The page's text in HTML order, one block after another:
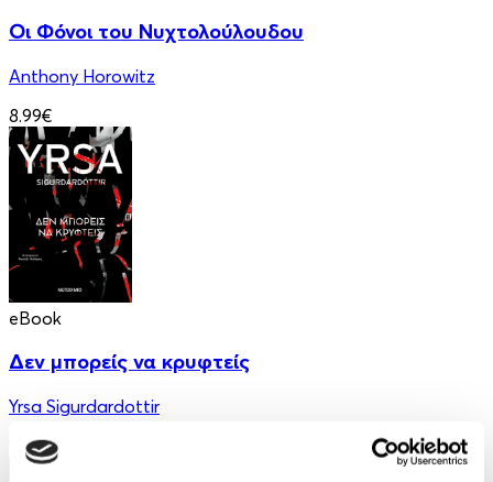
Οι Φόνοι του Νυχτολούλουδου
Anthony Horowitz
8.99€
eBook
Δεν μπορείς να κρυφτείς
Yrsa Sigurdardottir
12.99€